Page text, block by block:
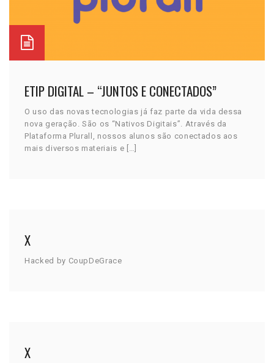
ETIP DIGITAL – “JUNTOS E CONECTADOS”
O uso das novas tecnologias já faz parte da vida dessa
nova geração. São os “Nativos Digitais”. Através da
Plataforma Plurall, nossos alunos são conectados aos
mais diversos materiais e […]
X
Hacked by CoupDeGrace
X